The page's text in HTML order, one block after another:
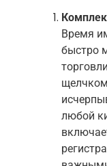
Время
быстро
любой